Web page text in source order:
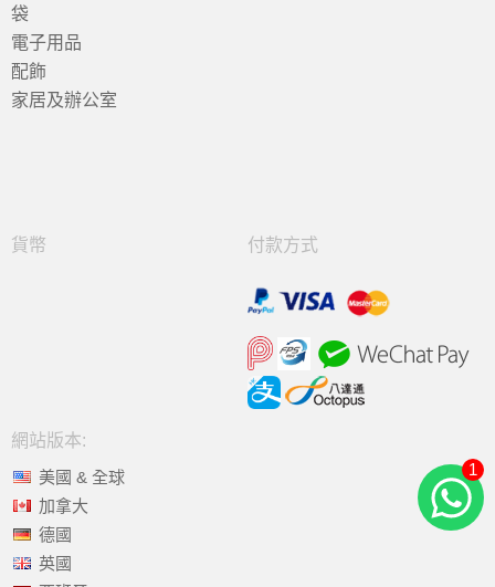
袋
電子用品
配飾
家居及辦公室
貨幣 付款方式
網站版本:
美國 & 全球
加拿大
德國
英國
1